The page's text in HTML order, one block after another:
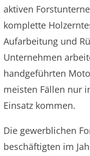
aktiven
komplette
Aufarbeitung und
Unternehmen
handgeführten
meisten Fällen nur
Einsatz kommen.
Die gewerblichen
beschäftigten im